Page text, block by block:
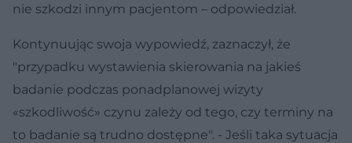
nie szkodzi innym pacjentom – odpowiedział.
Kontynuując swoja wypowiedź, zaznaczył, że
"przypadku wystawienia skierowania na jakieś
badanie podczas ponadplanowej wizyty
«szkodliwość» czynu zależy od tego, czy terminy na
to badanie są trudno dostępne". - Jeśli taka sytuacja